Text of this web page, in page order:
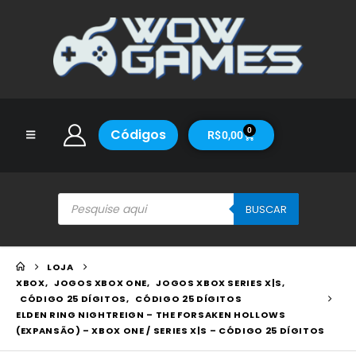
Códigos R$0,00 0
BUSCAR
LOJA
XBOX, JOGOS XBOX ONE, JOGOS XBOX SERIES X|S,
CÓDIGO 25 DÍGITOS, CÓDIGO 25 DÍGITOS
ELDEN RING NIGHTREIGN – THE FORSAKEN HOLLOWS
(EXPANSÃO) – XBOX ONE / SERIES X|S – CÓDIGO 25 DÍGITOS